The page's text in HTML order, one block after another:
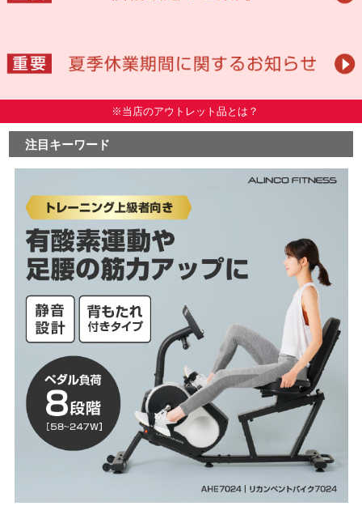
※当店のアウトレット品とは？
注目キーワード